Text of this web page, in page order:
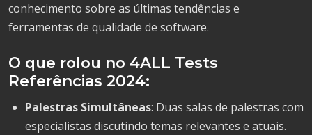
conhecimento sobre as últimas tendências e
ferramentas de qualidade de software.
O que rolou no 4ALL Tests
Referências 2024:
Palestras Simultâneas: Duas salas de palestras com
especialistas discutindo temas relevantes e atuais.